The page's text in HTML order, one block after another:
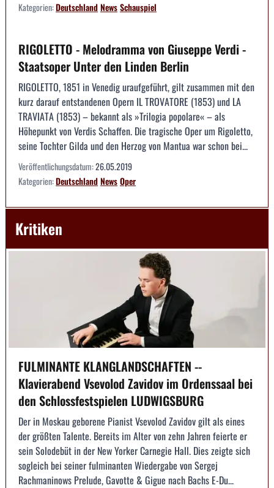
Kategorien:DeutschlandNewsSchauspiel
RIGOLETTO - Melodramma von Giuseppe Verdi -
Staatsoper Unter den Linden Berlin
RIGOLETTO, 1851 in Venedig uraufgeführt, gilt zusammen mit den
kurz darauf entstandenen Opern IL TROVATORE (1853) und LA
TRAVIATA (1853) – bekannt als »Trilogia popolare« – als
Höhepunkt von Verdis Schaffen. Die tragische Oper um Rigoletto,
seine Tochter Gilda und den Herzog von Mantua war schon bei...
Veröffentlichungsdatum:26.05.2019
Kategorien:DeutschlandNewsOper
Kritiken
FULMINANTE KLANGLANDSCHAFTEN --
Klavierabend Vsevolod Zavidov im Ordenssaal bei
den Schlossfestspielen LUDWIGSBURG
Der in Moskau geborene Pianist Vsevolod Zavidov gilt als eines
der größten Talente. Bereits im Alter von zehn Jahren feierte er
sein Solodebüt in der New Yorker Carnegie Hall. Dies zeigte sich
sogleich bei seiner fulminanten Wiedergabe von Sergej
Rachmaninows Prelude, Gavotte & Gigue nach Bachs E-Du...